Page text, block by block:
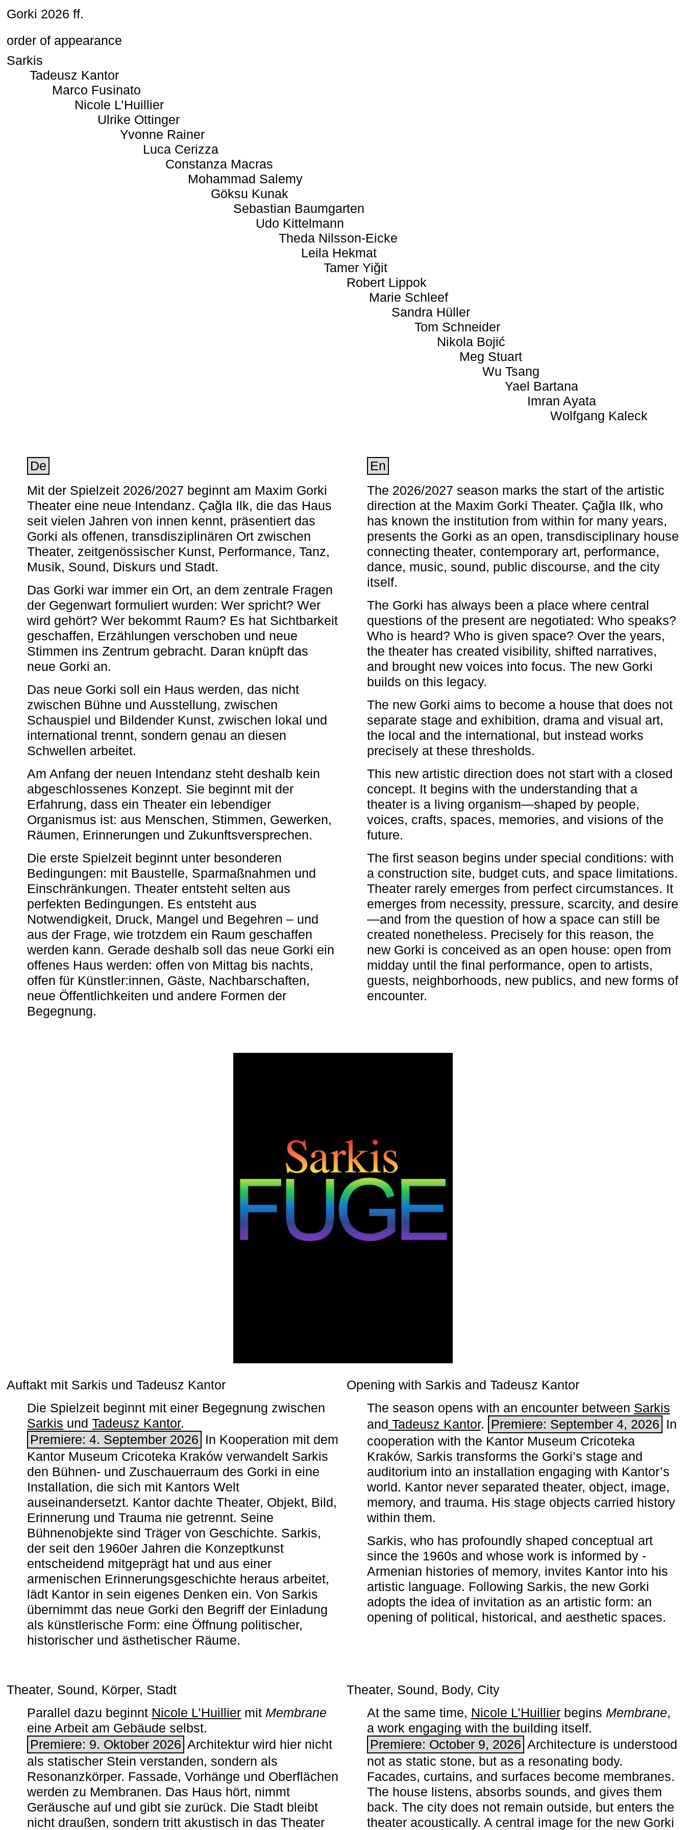
Gorki 2026 ff.
order of appearance
Sarkis
Tadeusz Kantor
Marco Fusinato
Nicole L’Huillier
Ulrike Ottinger
Yvonne Rainer
Luca Cerizza
Constanza Macras
Mohammad Salemy
Göksu Kunak
Sebastian Baumgarten
Udo Kittelmann
Theda Nilsson-Eicke
Leila Hekmat
Tamer Yiğit
Robert Lippok
Marie Schleef
Sandra Hüller
Tom Schneider
Nikola Bojić
Meg Stuart
Wu Tsang
Yael Bartana
Imran Ayata
Wolfgang Kaleck
De
Mit der Spielzeit 2026/2027 beginnt am Maxim Gorki
Theater eine neue Intendanz. Çağla Ilk, die das Haus
seit vielen Jahren von innen kennt, präsentiert das
Gorki als offenen, transdisziplinären Ort zwischen
Theater, zeitgenössischer Kunst, Performance, Tanz,
Musik, Sound, Diskurs und Stadt.
Das Gorki war immer ein Ort, an dem zentrale Fragen
der Gegenwart formuliert wurden: Wer spricht? Wer
wird gehört? Wer bekommt Raum? Es hat Sichtbarkeit
geschaffen, Erzählungen verschoben und neue
Stimmen ins Zentrum gebracht. Daran knüpft das
neue Gorki an.
Das neue Gorki soll ein Haus werden, das nicht
zwischen Bühne und Ausstellung, zwischen
Schauspiel und Bildender Kunst, zwischen lokal und
international trennt, sondern genau an diesen
Schwellen arbeitet.
Am Anfang der neuen Intendanz steht deshalb kein
abgeschlossenes Konzept. Sie beginnt mit der
Erfahrung, dass ein Theater ein lebendiger
Organismus ist: aus Menschen, Stimmen, Gewerken,
Räumen, Erinnerungen und Zukunftsversprechen.
Die erste Spielzeit beginnt unter besonderen
Bedingungen: mit Baustelle, Sparmaßnahmen und
Einschränkungen. Theater entsteht selten aus
perfekten Bedingungen. Es entsteht aus
Notwendigkeit, Druck, Mangel und Begehren – und
aus der Frage, wie trotzdem ein Raum geschaffen
werden kann. Gerade deshalb soll das neue Gorki ein
offenes Haus werden: offen von Mittag bis nachts,
offen für Künstler:innen, Gäste, Nachbarschaften,
neue Öffentlichkeiten und andere Formen der
Begegnung.
En
The 2026/2027 season marks the start of the artistic
direction at the Maxim Gorki Theater. Çağla Ilk, who
has known the institution from within for many years,
presents the Gorki as an open, transdisciplinary house
connecting theater, contemporary art, performance,
dance, music, sound, public discourse, and the city
itself.
The Gorki has always been a place where central
questions of the present are negotiated: Who speaks?
Who is heard? Who is given space? Over the years,
the theater has created visibility, shifted narratives,
and brought new voices into focus. The new Gorki
builds on this legacy.
The new Gorki aims to become a house that does not
separate stage and exhibition, drama and visual art,
the local and the international, but instead works
precisely at these thresholds.
This new artistic direction does not start with a closed
concept. It begins with the understanding that a
theater is a living organism—shaped by people,
voices, crafts, spaces, memories, and visions of the
future.
The first season begins under special conditions: with
a construction site, budget cuts, and space limitations.
Theater rarely emerges from perfect circumstances. It
emerges from necessity, pressure, scarcity, and desire
—and from the question of how a space can still be
created nonetheless. Precisely for this reason, the
new Gorki is conceived as an open house: open from
midday until the final performance, open to artists,
guests, neighborhoods, new publics, and new forms of
encounter.
Auftakt mit Sarkis und Tadeusz Kantor
Die Spielzeit beginnt mit einer Begegnung zwischen
Sarkis undTadeusz Kantor.
Premiere: 4. September 2026 In Kooperation mit dem
Kantor Museum Cricoteka Kraków verwandelt Sarkis
den Bühnen- und Zuschauerraum des Gorki in eine
Installation, die sich mit Kantors Welt
auseinandersetzt. Kantor dachte Theater, Objekt, Bild,
Erinnerung und Trauma nie getrennt. Seine
Bühnenobjekte sind Träger von Geschichte. Sarkis,
der seit den 1960er Jahren die Konzeptkunst
entscheidend mitgeprägt hat und aus einer
armenischen ­Erinnerungsgeschichte heraus arbeitet,
lädt Kantor in sein eigenes Denken ein. Von Sarkis
übernimmt das neue Gorki den Begriff der Einladung
als künstlerische Form: eine Öffnung politischer,
historischer und ästhetischer Räume.
Opening with Sarkis and Tadeusz Kantor
The season opens with an encounter between Sarkis
and Tadeusz Kantor. Premiere: September 4, 2026 In
cooperation with the ­Kantor Museum Cricoteka
Kraków, Sarkis transforms the Gorki’s stage and
auditorium into an installation engaging with Kantor’s
world. Kantor never separated theater, object, image,
memory, and trauma. His stage objects carried history
within them.
Sarkis, who has profoundly shaped conceptual art
since the 1960s and whose work is informed by ­
Armenian histories of memory, invites Kantor into his
artistic language. Following Sarkis, the new Gorki
adopts the idea of invitation as an artistic form: an
opening of political, historical, and aesthetic spaces.
Theater, Sound, Körper, Stadt
Parallel dazu beginnt Nicole L’Huillier mit ­ Membrane
eine Arbeit am Gebäude selbst.
Premiere: 9. Oktober 2026 Architektur wird hier nicht
als statischer Stein verstanden, sondern als
Resonanzkörper. Fassade, Vorhänge und Oberflächen
werden zu Membranen. Das Haus hört, nimmt
Geräusche auf und gibt sie zurück. Die Stadt bleibt
nicht draußen, sondern tritt akustisch in das Theater
Theater, Sound, Body, City
At the same time, Nicole L’Huillierbegins ­ Membrane,
a work engaging with the building itself.
Premiere: October 9, 2026 Architecture is understood
not as static stone, but as a resonating body.
Facades, curtains, and surfaces become membranes.
The house listens, absorbs sounds, and gives them
back. The city does not remain outside, but enters the
theater acoustically. A central image for the new Gorki